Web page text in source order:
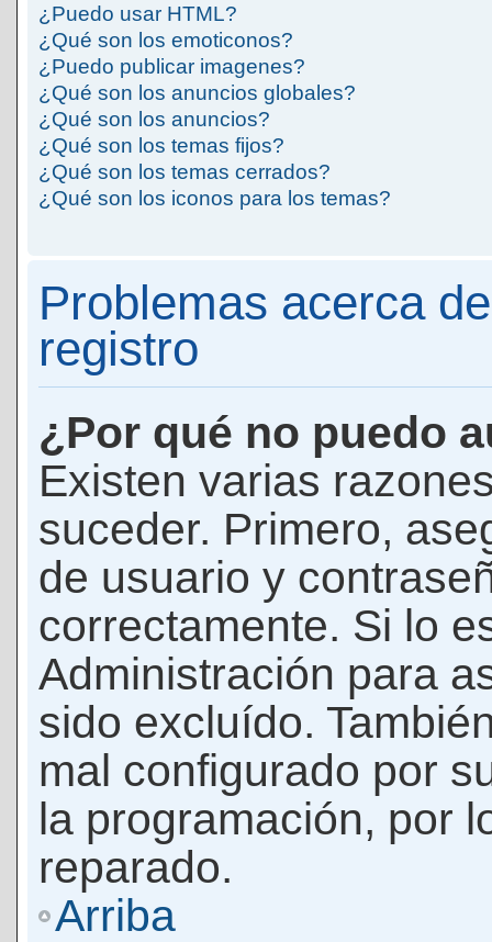
¿Puedo usar HTML?
¿Qué son los emoticonos?
¿Puedo publicar imagenes?
¿Qué son los anuncios globales?
¿Qué son los anuncios?
¿Qué son los temas fijos?
¿Qué son los temas cerrados?
¿Qué son los iconos para los temas?
Problemas acerca
registro
¿Por qué no puedo
Existen varias
suceder. Primero,
de usuario y
correctamente. Si lo
Administración para
sido excluído.
mal configurado por
la programación, por
reparado.
Arriba